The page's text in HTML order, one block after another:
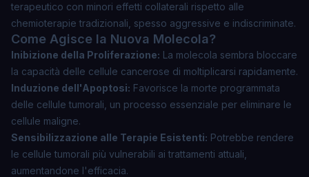
terapeutico con minori effetti collaterali rispetto alle
chemioterapie tradizionali, spesso aggressive e indiscriminate.
Come Agisce la Nuova Molecola?
Inibizione della Proliferazione: La molecola sembra bloccare
la capacità delle cellule cancerose di moltiplicarsi rapidamente.
Induzione dell'Apoptosi: Favorisce la morte programmata
delle cellule tumorali, un processo essenziale per eliminare le
cellule maligne.
Sensibilizzazione alle Terapie Esistenti: Potrebbe rendere
le cellule tumorali più vulnerabili ai trattamenti attuali,
aumentandone l'efficacia.